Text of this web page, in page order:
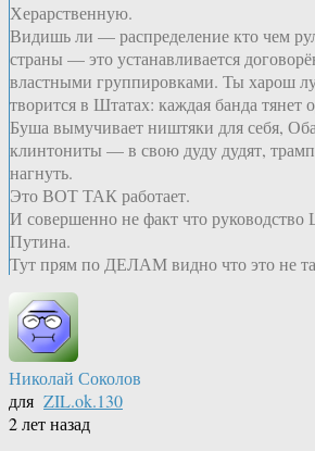
Херарственную.
Видишь ли — распределение кто чем
страны — это устанавливается
властными группировками. Ты харош
творится в Штатах: каждая банда тянет
Буша вымучивает ништяки для себя,
клинтониты — в свою дуду дудят,
нагнуть.
Это ВОТ ТАК работает.
И совершенно не факт что руководство
Путина.
Тут прям по ДЕЛАМ видно что это не
Николай Соколов
для ZIL.ok.130
2 лет назад